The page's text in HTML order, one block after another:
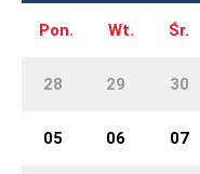
Pon. Wt. Śr.
28 29 30
05 06 07